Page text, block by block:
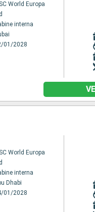
World Europa
interna
01/2028
World Europa
interna
Dhabi
01/2028